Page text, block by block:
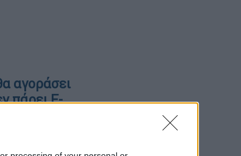
αγοράσει
πάρει F-